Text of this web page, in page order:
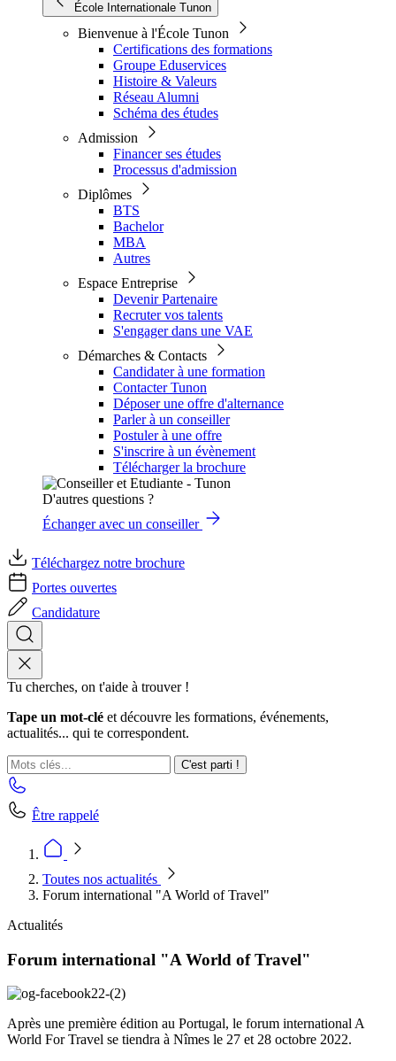
École Internationale Tunon
Bienvenue à l'École Tunon
Certifications des formations
Groupe Eduservices
Histoire & Valeurs
Réseau Alumni
Schéma des études
Admission
Financer ses études
Processus d'admission
Diplômes
BTS
Bachelor
MBA
Autres
Espace Entreprise
Devenir Partenaire
Recruter vos talents
S'engager dans une VAE
Démarches & Contacts
Candidater à une formation
Contacter Tunon
Déposer une offre d'alternance
Parler à un conseiller
Postuler à une offre
S'inscrire à un évènement
Télécharger la brochure
D'autres questions ?
Échanger avec un conseiller
Téléchargez notre brochure
Portes ouvertes
Candidature
Tu cherches, on t'aide à trouver !
Tape un mot-clé et découvre les formations, événements,
actualités... qui te correspondent.
C'est parti !
Être rappelé
Toutes nos actualités
Forum international "A World of Travel"
Actualités
Forum international "A World of Travel"
Après une première édition au Portugal, le forum international A
World For Travel se tiendra à Nîmes le 27 et 28 octobre 2022.